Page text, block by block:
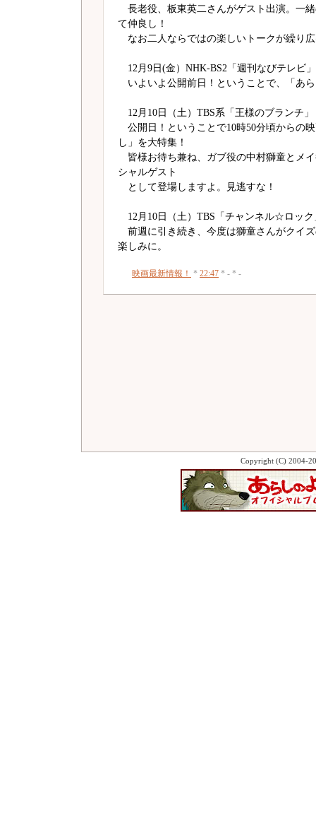
長老役、板東英二さんがゲスト出演。一
て仲良し！
なお二人ならではの楽しいトークが繰り
12月9日(金）NHK-BS2「週刊なびテレビ
いよいよ公開前日！ということで、「あ
12月10日（土）TBS系「王様のブランチ」
公開日！ということで10時50分頃からの
し」を大特集！
皆様お待ち兼ね、ガブ役の中村獅童とメ
シャルゲスト
として登場しますよ。見逃すな！
12月10日（土）TBS「チャンネル☆ロック
前週に引き続き、今度は獅童さんがクイ
楽しみに。
映画最新情報！ * 22:47 * - * -
Copyright (C) 2004-